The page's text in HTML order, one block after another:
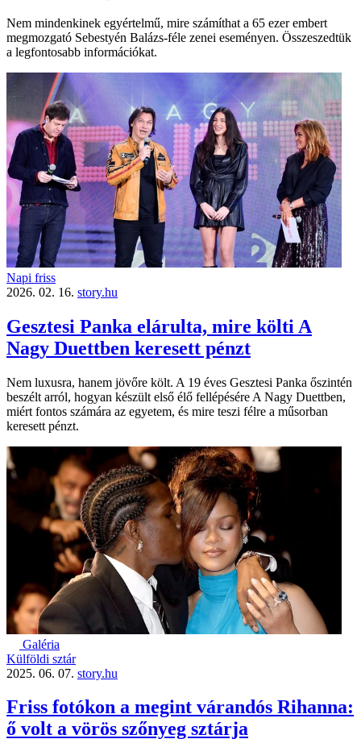
Nem mindenkinek egyértelmű, mire számíthat a 65 ezer embert
megmozgató Sebestyén Balázs-féle zenei eseményen. Összeszedtük
a legfontosabb információkat.
Napi friss
2026. 02. 16. story.hu
Gesztesi Panka elárulta, mire költi A
Nagy Duettben keresett pénzt
Nem luxusra, hanem jövőre költ. A 19 éves Gesztesi Panka őszintén
beszélt arról, hogyan készült első élő fellépésére A Nagy Duettben,
miért fontos számára az egyetem, és mire teszi félre a műsorban
keresett pénzt.
Galéria
Külföldi sztár
2025. 06. 07. story.hu
Friss fotókon a megint várandós Rihanna:
ő volt a vörös szőnyeg sztárja